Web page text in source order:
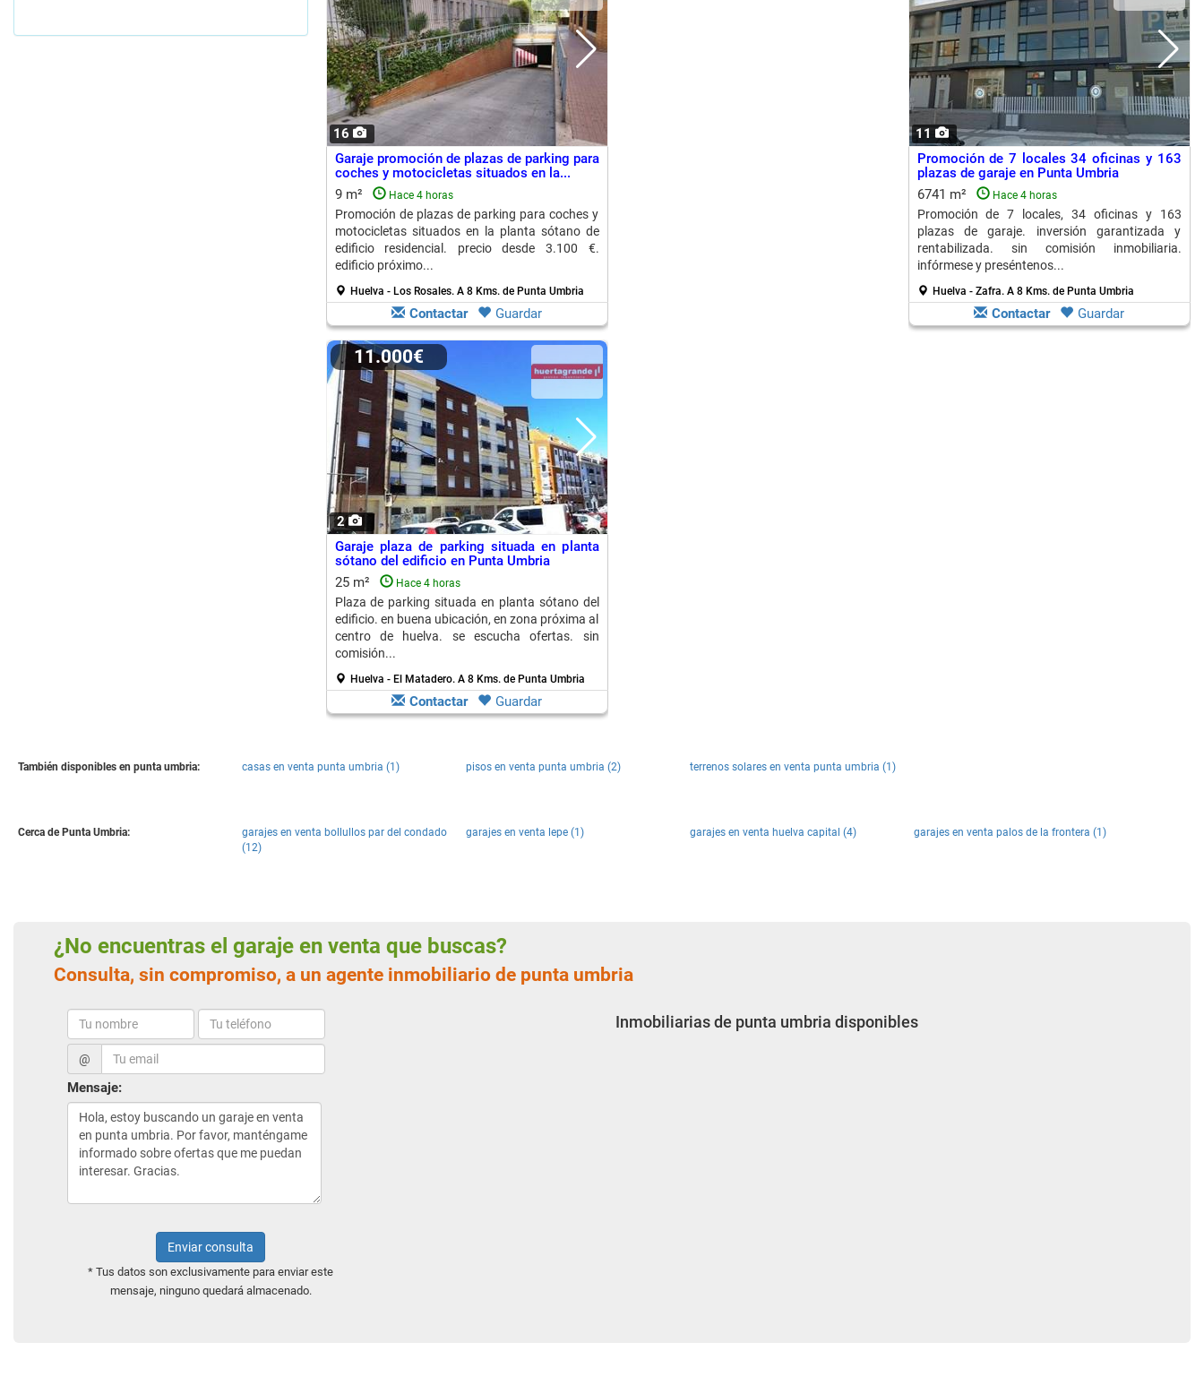
16
Garaje promoción de plazas de parking para
coches y motocicletas situados en la...
9 m²
Hace 4 horas
Promoción de plazas de parking para coches y
motocicletas situados en la planta sótano de
edificio residencial. precio desde 3.100 €.
edificio próximo...
Huelva - Los Rosales. A 8 Kms. de Punta Umbria
Contactar Guardar
11
Promoción de 7 locales 34 oficinas y 163
plazas de garaje en Punta Umbria
6741 m²
Hace 4 horas
Promoción de 7 locales, 34 oficinas y 163
plazas de garaje. inversión garantizada y
rentabilizada. sin comisión inmobiliaria.
infórmese y preséntenos...
Huelva - Zafra. A 8 Kms. de Punta Umbria
Contactar Guardar
2
11.000€
Garaje plaza de parking situada en planta
sótano del edificio en Punta Umbria
25 m²
Hace 4 horas
Plaza de parking situada en planta sótano del
edificio. en buena ubicación, en zona próxima al
centro de huelva. se escucha ofertas. sin
comisión...
Huelva - El Matadero. A 8 Kms. de Punta Umbria
Contactar Guardar
También disponibles en punta umbria: casas en venta punta umbria (1) pisos en venta punta umbria (2) terrenos solares en venta punta umbria (1)
Cerca de Punta Umbria:
garajes en venta bollullos par del condado
(12)
garajes en venta lepe (1) garajes en venta huelva capital (4) garajes en venta palos de la frontera (1)
¿No encuentras el garaje en venta que buscas?
Consulta, sin compromiso, a un agente inmobiliario de punta umbria
@
Mensaje:
Enviar consulta
* Tus datos son exclusivamente para enviar este
mensaje, ninguno quedará almacenado.
Inmobiliarias de punta umbria disponibles